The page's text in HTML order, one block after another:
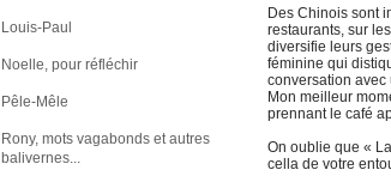
Louis-Paul
Noelle, pour réfléchir
Pêle-Mêle
Rony, mots vagabonds et autres
balivernes...
Des Chinois sont
restaurants, sur
diversifie leurs
féminine qui
conversation avec
Mon meilleur
prennant le café
On oublie que «
cella de votre